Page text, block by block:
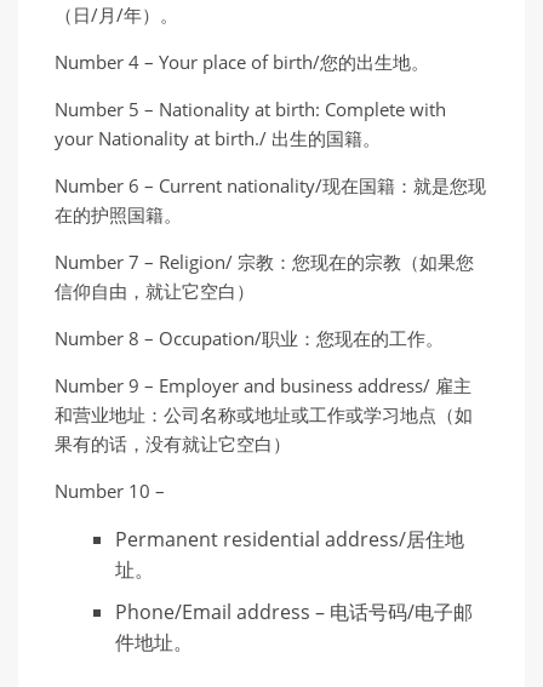
（日/月/年）。
Number 4 – Your place of birth/您的出生地。
Number 5 – Nationality at birth: Complete with
your Nationality at birth./ 出生的国籍。
Number 6 – Current nationality/现在国籍：就是您现
在的护照国籍。
Number 7 – Religion/ 宗教：您现在的宗教（如果您
信仰自由，就让它空白）
Number 8 – Occupation/职业：您现在的工作。
Number 9 – Employer and business address/ 雇主
和营业地址：公司名称或地址或工作或学习地点（如
果有的话，没有就让它空白）
Number 10 –
Permanent residential address/居住地
址。
Phone/Email address – 电话号码/电子邮
件地址。